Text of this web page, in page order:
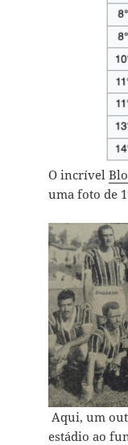
O incrível
uma foto de
Aqui, um
estádio ao